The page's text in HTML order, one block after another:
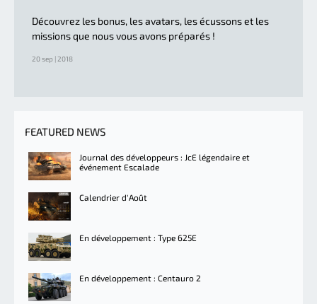
Découvrez les bonus, les avatars, les écussons et les
missions que nous vous avons préparés !
20 sep | 2018
FEATURED NEWS
Journal des développeurs : JcE légendaire et
événement Escalade
Calendrier d'Août
En développement : Type 625E
En développement : Centauro 2